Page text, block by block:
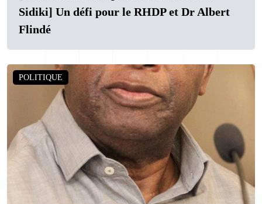
Sidiki] Un défi pour le RHDP et Dr Albert
Flindé
POLITIQUE